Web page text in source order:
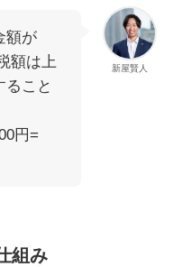
新屋賢人
額が
額は上
ること
円=
組み